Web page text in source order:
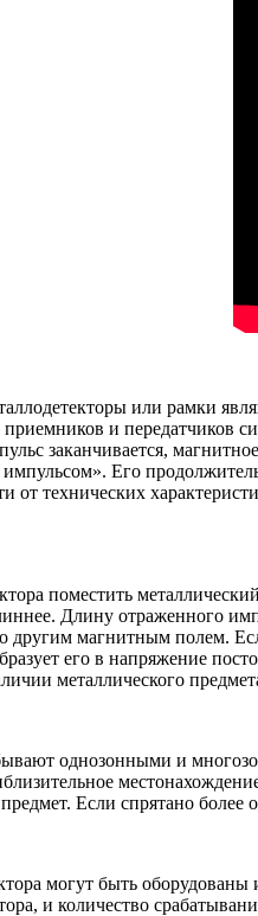
или рамки
приемников и передатчиков
заканчивается,
Его
от технических
поместить
Длину отраженного
другим магнитным полем.
его в напряжение
металлического
однозонными и
Если спрятано более
могут быть
и количество